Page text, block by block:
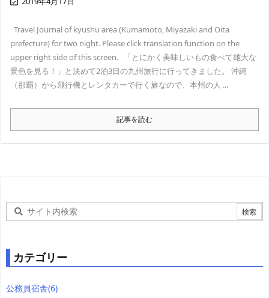
Travel Journal of kyushu area (Kumamoto, Miyazaki and Oita
prefecture) for two night. Please click translation function on the
upper right side of this screen. 「とにかく美味しいもの食べて雄大な
景色を見る！」と決めて2泊3日の九州旅行に行ってきました。 沖縄
（那覇）から飛行機とレンタカーで行く旅なので、本州の人 ...
記事を読む
カテゴリー
公務員宿舎(6)